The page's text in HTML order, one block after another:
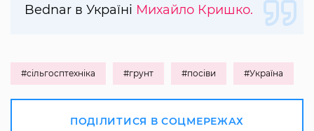
Bednar в Україні Михайло Кришко.
#сільгосптехніка #грунт #посіви #Україна
ПОДІЛИТИСЯ В СОЦМЕРЕЖАХ